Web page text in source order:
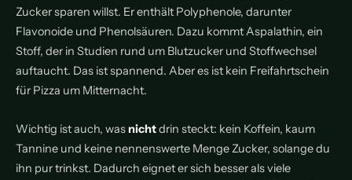
Zucker sparen willst. Er enthält Polyphenole, darunter
Flavonoide und Phenolsäuren. Dazu kommt Aspalathin, ein
Stoff, der in Studien rund um Blutzucker und Stoffwechsel
auftaucht. Das ist spannend. Aber es ist kein Freifahrtschein
für Pizza um Mitternacht.
Wichtig ist auch, wasnichtdrin steckt: kein Koffein, kaum
Tannine und keine nennenswerte Menge Zucker, solange du
ihn pur trinkst. Dadurch eignet er sich besser als viele